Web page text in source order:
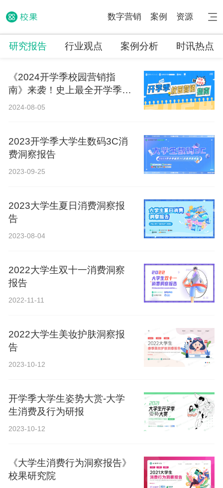
数字营销 案例 资源
研究报告 行业观点 案例分析 时讯热点
《2024开学季校园营销指
南》来袭！史上最全开学季营
销攻略！
2024-08-05
2023开学季大学生数码3C消
费洞察报告
2023-09-25
2023大学生夏日消费洞察报
告
2023-08-04
2022大学生双十一消费洞察
报告
2022-11-11
2022大学生美妆护肤洞察报
告
2023-10-12
开学季大学生姿势大赏-大学
生消费及行为研报
2023-10-12
《大学生消费行为洞察报告》
校果研究院